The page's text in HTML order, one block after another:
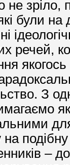
були
речей,
З
–